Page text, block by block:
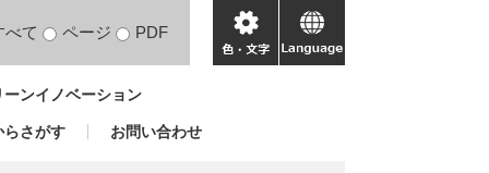
べて ページ PDF
色・
文
language
ンイノベーション
らさがす お問い合わせ